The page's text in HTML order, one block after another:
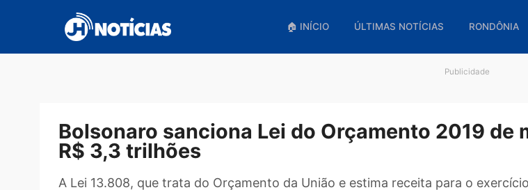
conteúdo
🏠 INÍCIO ÚLTIMAS NOTÍCIAS
Bolsonaro sanciona Lei do Orçamento
R$ 3,3 trilhões